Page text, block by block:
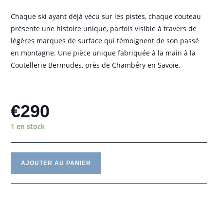
Chaque ski ayant déjà vécu sur les pistes, chaque couteau
présente une histoire unique, parfois visible à travers de
légères marques de surface qui témoignent de son passé
en montagne. Une pièce unique fabriquée à la main à la
Coutellerie Bermudes, près de Chambéry en Savoie.
€290
1 en stock
AJOUTER AU PANIER